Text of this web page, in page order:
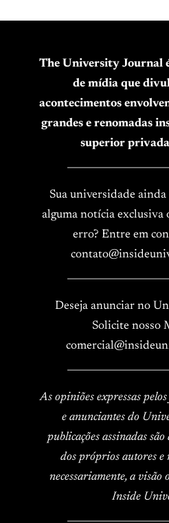
The University Journal
de mídia que
acontecimentos
grandes e renomadas
superior
Sua universidade
alguma notícia exclusiva
erro? Entre em
Deseja anunciar no
Solicite nosso
As opiniões expressas
e anunciantes do
publicações assinadas
dos próprios autores e
necessariamente, a visão
Inside